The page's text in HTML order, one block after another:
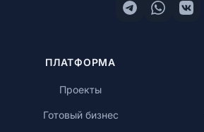
ПЛАТФОРМА
Проекты
Готовый бизнес